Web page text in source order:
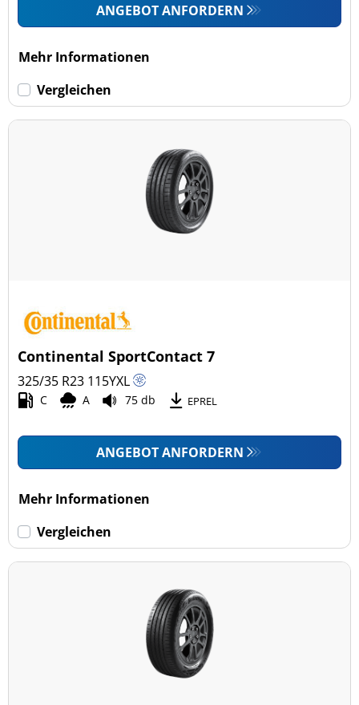
ANGEBOT ANFORDERN
Mehr Informationen
Vergleichen
Continental SportContact 7
325/35 R23 115YXL
C A 75 db EPREL
ANGEBOT ANFORDERN
Mehr Informationen
Vergleichen